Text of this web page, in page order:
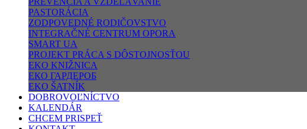
PASTORÁCIA
ZODPOVEDNÉ RODIČOVSTVO
INTEGRAČNÉ CENTRUM OPORA
SMART UA
PROJEKT PRÁCA S DÔSTOJNOSŤOU
EKO KNIŽNICA
ЕКО ГАРДЕРОБ
EKO ŠATNÍK
DOBROVOĽNÍCTVO
KALENDÁR
CHCEM PRISPEŤ